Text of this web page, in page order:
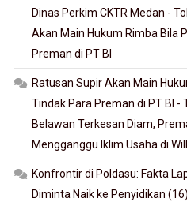
Dinas Perkim CKTR Medan -
Akan Main Hukum Rimba Bila
Preman di PT BI
Ratusan Supir Akan Main
Tindak Para Preman di PT BI -
Belawan Terkesan Diam,
Mengganggu Iklim Usaha di
Konfrontir di Poldasu: Fakta
Diminta Naik ke Penyidikan